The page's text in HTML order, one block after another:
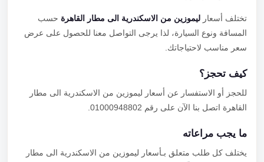
تختلف أسعارليموزين من الاسكندرية الى مطار القاهرةحسب
المسافة ونوع السيارة، لذا يرجى التواصل معنا للحصول على عرض
سعر مناسب لاحتياجاتك.
كيف تحجز؟
للحجز أو الاستفسار عن أسعار ليموزين من الاسكندرية الى مطار
القاهرة اتصل بنا الآن على رقم 01000948802.
ما يجب مراعاته
يختلف كل طلب متعلق بـأسعار ليموزين من الاسكندرية الى مطار